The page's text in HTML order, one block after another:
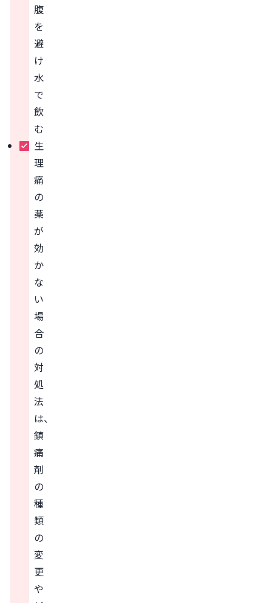
腹
を
避
け
水
で
飲
む
生
理
痛
の
薬
が
効
か
な
い
場
合
の
対
処
法
は、
鎮
痛
剤
の
種
類
の
変
更
や